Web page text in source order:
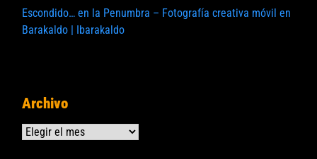
Escondido… en la Penumbra – Fotografía creativa móvil en
Barakaldo | Ibarakaldo
Archivo
Archivos